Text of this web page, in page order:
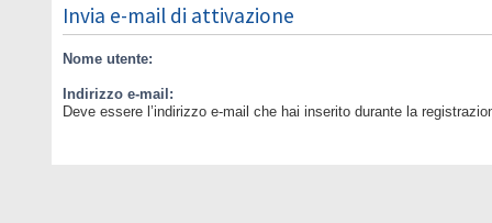
Invia e-mail di attivazione
Nome utente:
Indirizzo e-mail:
Deve essere l’indirizzo e-mail che hai inserito durante la